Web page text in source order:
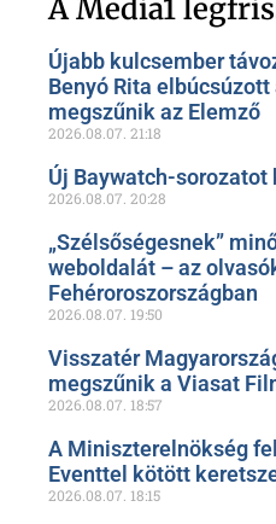
A Media1
Újabb kulcsember
Benyó Rita
megszűnik az Elemző
2026.08.07. 21:18
Új Baywatch-sorozatot
2026.08.07. 20:28
„Szélsőségesnek”
weboldalát – az
Fehéroroszországban
2026.08.07. 19:50
Visszatér
megszűnik a Viasat
2026.08.07. 18:57
A Miniszterelnökség
Eventtel kötött
2026.08.07. 18:15